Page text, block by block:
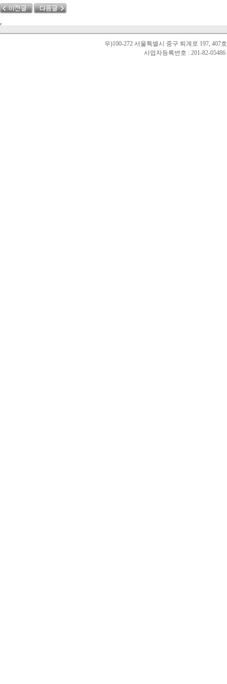
우)100-272 서울특별시 중구 퇴계로 197,
사업자등록번호 : 201-82-